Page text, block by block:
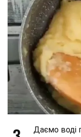
Даємо воді